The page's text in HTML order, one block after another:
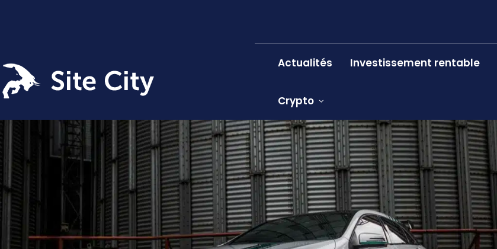
Actualités Investissement rentable
Crypto